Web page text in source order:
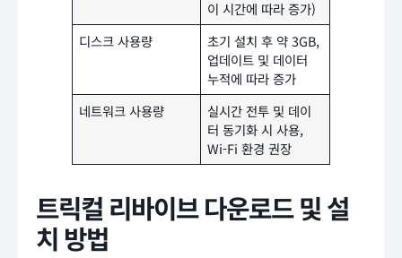
이 시간에 따라 증가)
디스크 사용량
초기 설치 후 약 3GB,
업데이트 및 데이터
누적에 따라 증가
네트워크 사용량
실시간 전투 및 데이
터 동기화 시 사용,
Wi-Fi 환경 권장
트릭컬 리바이브 다운로드 및 설
치 방법